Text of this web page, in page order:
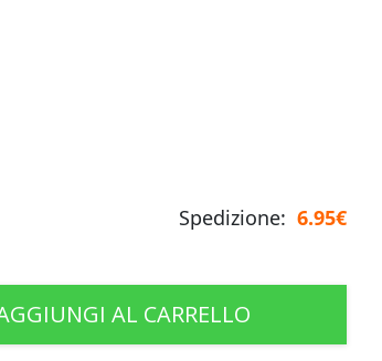
Spedizione: 6.95€
AL CARRELLO